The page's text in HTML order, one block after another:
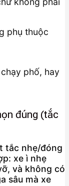
phụ thuộc
phố, hay
đúng (tắc
tắc nhẹ/đóng
xe ì nhẹ
và không có
sâu mà xe